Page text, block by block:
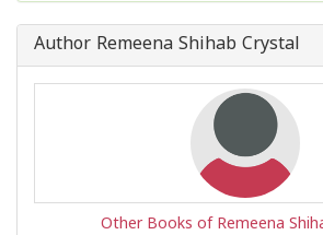
Author Remeena Shihab Crystal
Other Books of Remeena